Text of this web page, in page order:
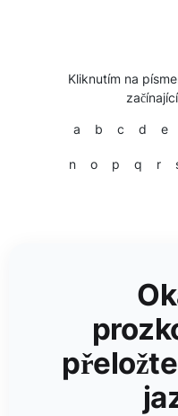
Kliknutím na
a b c d e
n o p q r